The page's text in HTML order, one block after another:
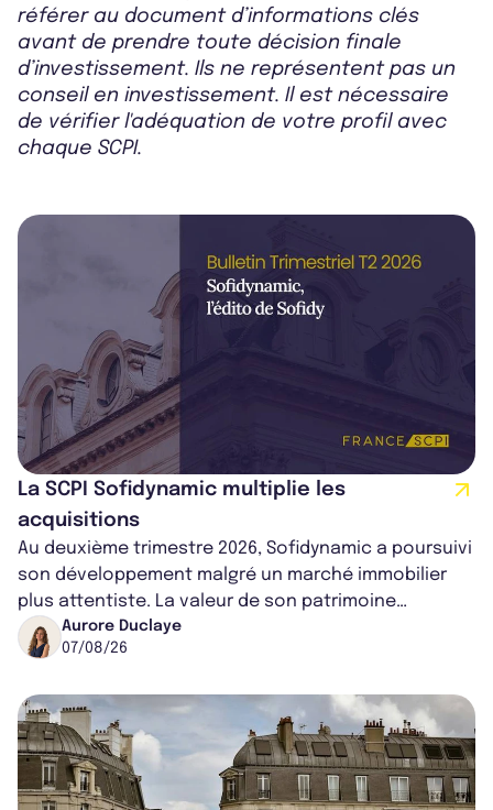
référer au document d’informations clés
avant de prendre toute décision finale
d’investissement. Ils ne représentent pas un
conseil en investissement. Il est nécessaire
de vérifier l'adéquation de votre profil avec
chaque SCPI.
La SCPI Sofidynamic multiplie les
acquisitions
Au deuxième trimestre 2026, Sofidynamic a poursuivi
son développement malgré un marché immobilier
plus attentiste. La valeur de son patrimoine
progresse de 3,8% à périmètre constan...
Aurore Duclaye
07/08/26